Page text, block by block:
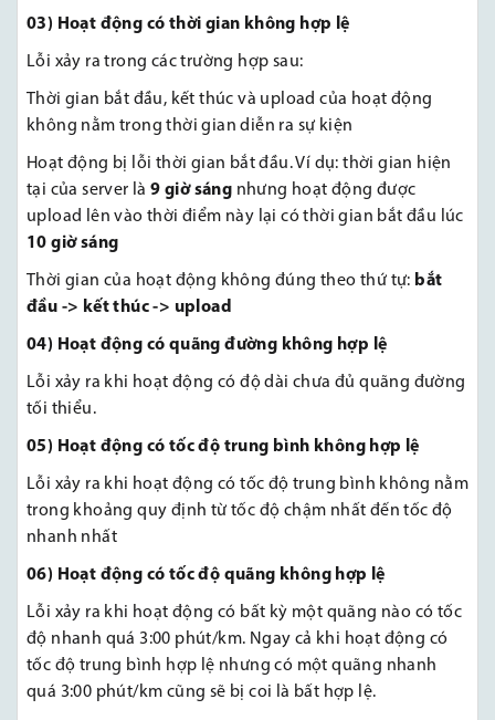
03) Hoạt động có thời gian không hợp lệ
Lỗi xảy ra trong các trường hợp sau:
Thời gian bắt đầu, kết thúc và upload của hoạt động
không nằm trong thời gian diễn ra sự kiện
Hoạt động bị lỗi thời gian bắt đầu. Ví dụ: thời gian hiện
tại của server là9 giờ sáng nhưng hoạt động được
upload lên vào thời điểm này lại có thời gian bắt đầu lúc
10 giờ sáng
Thời gian của hoạt động không đúng theo thứ tự: bắt
đầu -> kết thúc -> upload
04) Hoạt động có quãng đường không hợp lệ
Lỗi xảy ra khi hoạt động có độ dài chưa đủ quãng đường
tối thiểu.
05) Hoạt động có tốc độ trung bình không hợp lệ
Lỗi xảy ra khi hoạt động có tốc độ trung bình không nằm
trong khoảng quy định từ tốc độ chậm nhất đến tốc độ
nhanh nhất
06) Hoạt động có tốc độ quãng không hợp lệ
Lỗi xảy ra khi hoạt động có bất kỳ một quãng nào có tốc
độ nhanh quá 3:00 phút/km. Ngay cả khi hoạt động có
tốc độ trung bình hợp lệ nhưng có một quãng nhanh
quá 3:00 phút/km cũng sẽ bị coi là bất hợp lệ.